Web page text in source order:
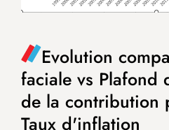
Evolution
faciale vs Plafond
de la contribution
Taux d'inflation